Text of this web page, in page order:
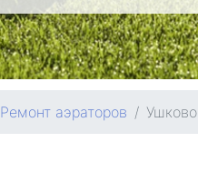
Ремонт аэраторов Ушково